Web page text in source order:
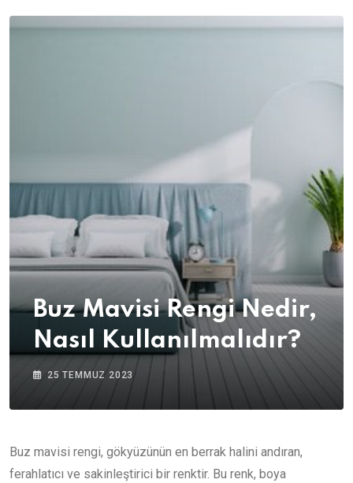
Buz Mavisi Rengi Nedir,
Nasıl Kullanılmalıdır?
25 TEMMUZ 2023
Buz mavisi rengi, gökyüzünün en berrak halini andıran,
ferahlatıcı ve sakinleştirici bir renktir. Bu renk, boya